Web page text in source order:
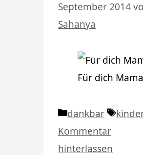
September 2014
Sahanya
Für dich
Kategorien
dankbar
Kommentar
hinterlassen